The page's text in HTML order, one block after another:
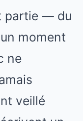
partie — du
moment
ne
veillé